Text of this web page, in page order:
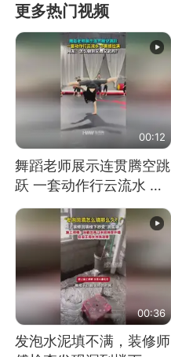
更多热门视频
00:12
舞蹈老师展示连贯腾空跳
跃 一套动作行云流水 节
奏感拉满 网友：怎么做
到又舞又武的？
00:36
发泡水泥填不满，装修师